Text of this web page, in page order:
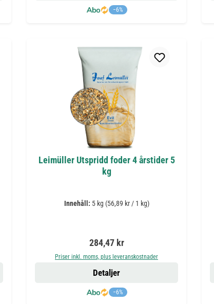
−6%
Leimüller Utspridd foder 4 årstider 5
kg
Innehåll: 5 kg (56,89 kr / 1 kg)
Ordinarie pris:
284,47 kr
Priser inkl. moms, plus leveranskostnader
−6%
Detaljer